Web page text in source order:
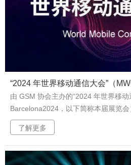
由 GSM 协会主办的“2024 年世界移动
Barcelona2024，以下简称本届展览会
至 2 月 29 日在西班牙巴塞罗那举行，
方合作伙伴，通用技术邮电器材展览
有限公司将负责中国内地企业参...
了解更多